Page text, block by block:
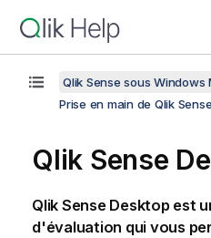
Qlik Sense sous Windows
Prise en main de Qlik Sense
Qlik Sense
Qlik Sense Desktopest
d'évaluation qui vous